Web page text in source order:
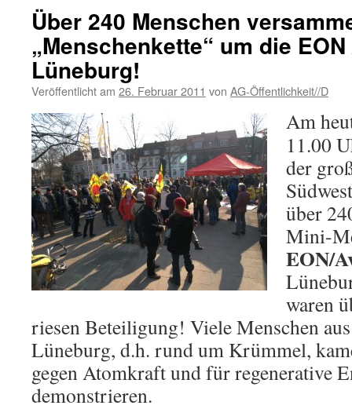
Über 240 Menschen
„Menschenkette“ um die
Lüneburg!
Veröffentlicht am 26. Februar 2011 von AG-Öffentlichkeit//D
Am
11.00
der
über
Mini-
EON/
waren
riesen Beteiligung! Viele Menschen
Lüneburg, d.h. rund um Krümmel,
gegen Atomkraft und für regenerative
demonstrieren.